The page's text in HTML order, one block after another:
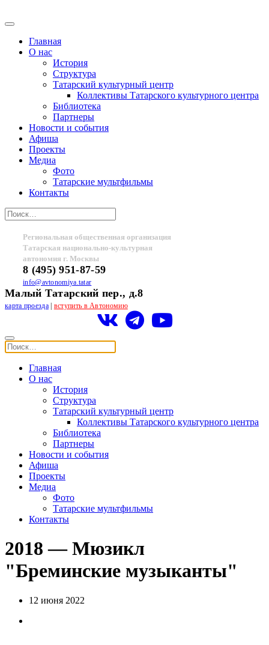
Главная
О нас
История
Структура
Татарский культурный центр
Коллективы Татарского культурного центра
Библиотека
Партнеры
Новости и события
Афиша
Проекты
Медиа
Фото
Татарские мультфильмы
Контакты
Региональная общественная организация
Татарская национально-культурная
автономия г. Москвы
8 (495) 951-87-59
info@avtonomiya.tatar
Малый Татарский пер., д.8
карта проезда| вступить в Автономию
Главная
О нас
История
Структура
Татарский культурный центр
Коллективы Татарского культурного центра
Библиотека
Партнеры
Новости и события
Афиша
Проекты
Медиа
Фото
Татарские мультфильмы
Контакты
2018 — Мюзикл
"Бреминские музыканты"
12 июня 2022